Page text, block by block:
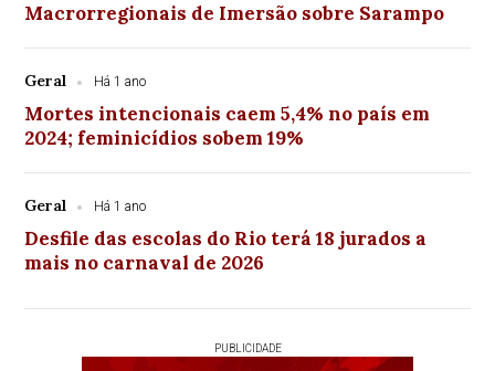
Macrorregionais de Imersão sobre Sarampo
Geral Há 1 ano
Mortes intencionais caem 5,4% no país em
2024; feminicídios sobem 19%
Geral Há 1 ano
Desfile das escolas do Rio terá 18 jurados a
mais no carnaval de 2026
PUBLICIDADE